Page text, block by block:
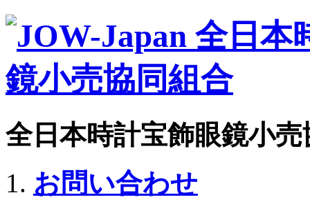
全日本時計宝飾眼鏡小
お問い合わせ